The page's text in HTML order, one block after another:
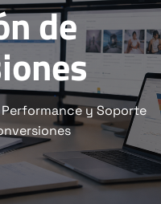
de
y Soporte